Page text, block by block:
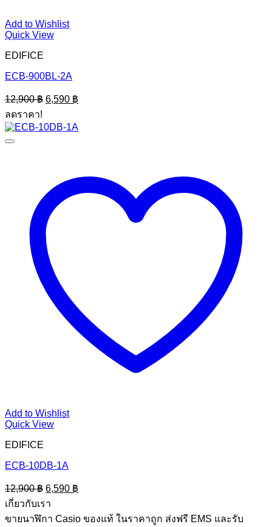
Add to Wishlist
Quick View
EDIFICE
ECB-900BL-2A
12,900฿ Original
price
12,900 ฿.
6,590 ฿
price
6,590 ฿.
ลดราคา!
Add to Wishlist
Quick View
EDIFICE
ECB-10DB-1A
12,900฿ Original
price
was:
12,900 ฿.
6,590 ฿
price
6,590 ฿.
เกี่ยวกับเรา
ขายนาฬิกา Casio ของแท้ ในราคาถูก ส่งฟรี EMS และรับ